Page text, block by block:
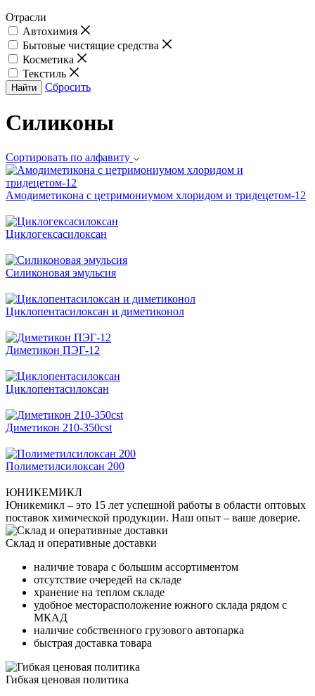
Отрасли
Автохимия
Бытовые чистящие средства
Косметика
Текстиль
Найти Сбросить
Силиконы
Сортировать по алфавиту
Амодиметикона с цетримониумом хлоридом и тридецетом-12
Циклогексасилоксан
Силиконовая эмульсия
Циклопентасилоксан и диметиконол
Диметикон ПЭГ-12
Циклопентасилоксан
Диметикон 210-350cst
Полиметилсилоксан 200
ЮНИКЕМИКЛ
Юникемикл – это 15 лет успешной работы в области оптовых
поставок химической продукции. Наш опыт – ваше доверие.
Склад и оперативные доставки
наличие товара с большим ассортиментом
отсутствие очередей на складе
хранение на теплом складе
удобное месторасположение южного склада рядом с
МКАД
наличие собственного грузового автопарка
быстрая доставка товара
Гибкая ценовая политика